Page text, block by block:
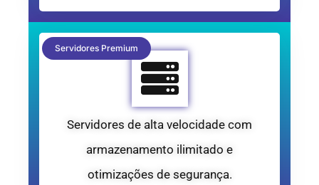
Servidores Premium
Servidores de alta velocidade com
armazenamento ilimitado e
otimizações de segurança.